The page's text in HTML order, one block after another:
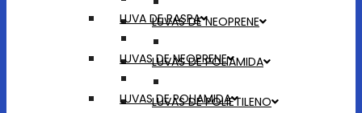
LUVAS DE NEOPRENE
LUVAS DE POLIAMIDA
LUVAS DE POLIETILENO
LUVA DE RASPA
LUVAS DE NEOPRENE
LUVAS DE POLIAMIDA